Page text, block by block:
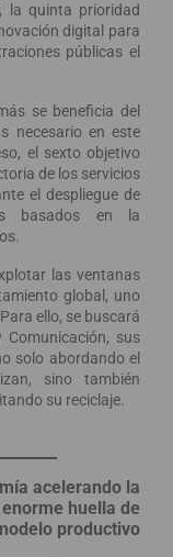
la quinta prioridad
digital para
públicas el
se beneficia del
necesario en este
el sexto objetivo
de los servicios
el despliegue de
basados en la
las ventanas
global, uno
ello, se buscará
sus
solo abordando el
sino también
su reciclaje.
acelerando la
huella de
productivo